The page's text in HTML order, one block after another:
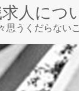
情報サイト
人につ
思うくだらない